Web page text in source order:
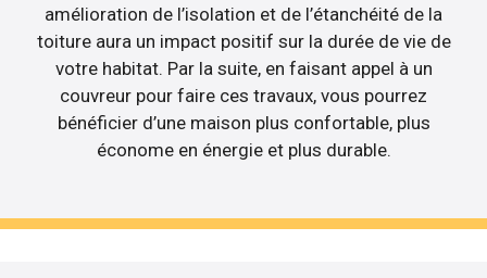
amélioration de l’isolation et de l’étanchéité de la
toiture aura un impact positif sur la durée de vie de
votre habitat. Par la suite, en faisant appel à un
couvreur pour faire ces travaux, vous pourrez
bénéficier d’une maison plus confortable, plus
économe en énergie et plus durable.